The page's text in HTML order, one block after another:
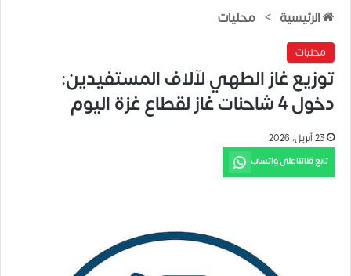
الرئيسية > محليات
محليات
توزيع غاز الطهي لآلاف المستفيدين:
دخول 4 شاحنات غاز لقطاع غزة اليوم
23 أبريل، 2026
تابع قناتنا على واتساب